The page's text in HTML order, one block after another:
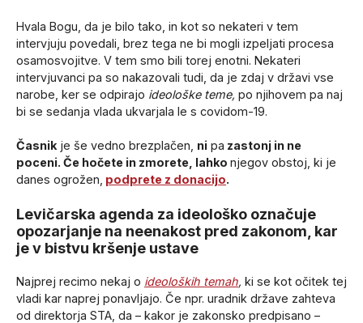
Hvala Bogu, da je bilo tako, in kot so nekateri v tem
intervjuju povedali, brez tega ne bi mogli izpeljati procesa
osamosvojitve. V tem smo bili torej enotni. Nekateri
intervjuvanci pa so nakazovali tudi, da je zdaj v državi vse
narobe, ker se odpirajo ideološke teme, po njihovem pa naj
bi se sedanja vlada ukvarjala le s covidom-19.
Časnik je še vedno brezplačen, ni pa zastonj in ne
poceni. Če hočete in zmorete, lahko njegov obstoj, ki je
danes ogrožen, podprete z donacijo.
Levičarska agenda za ideološko označuje
opozarjanje na neenakost pred zakonom, kar
je v bistvu kršenje ustave
Najprej recimo nekaj o ideoloških temah, ki se kot očitek tej
vladi kar naprej ponavljajo. Če npr. uradnik države zahteva
od direktorja STA, da – kakor je zakonsko predpisano –